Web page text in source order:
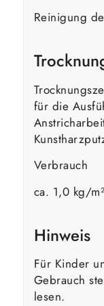
Reinigung
für die
Verbrauch
ca. 1,0 kg/
Hinweis
Für Kinder
Gebrauch
lesen.